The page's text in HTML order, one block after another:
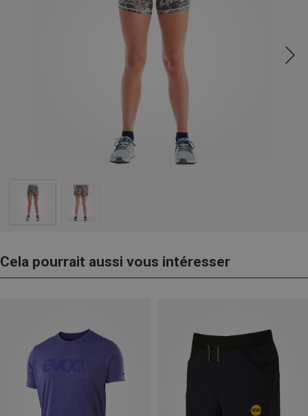
Cela pourrait aussi vous intéresser